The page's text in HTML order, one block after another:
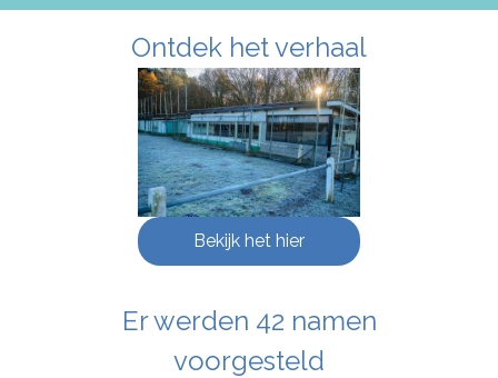
Ontdek het verhaal
Bekijk het hier
Er werden 42 namen
voorgesteld